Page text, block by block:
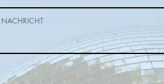
NACHRICHT